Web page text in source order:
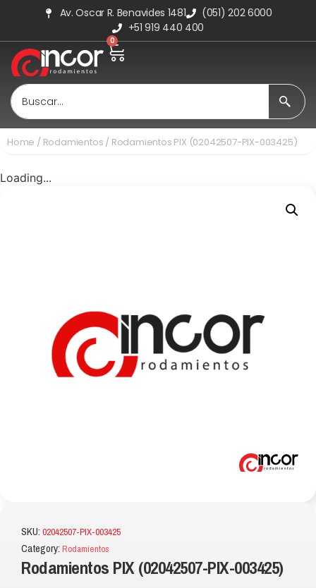
Av. Oscar R. Benavides 1481
(051) 202 6000
+51 919 440 400
0
Home / Rodamientos / Rodamientos PIX (02042507-PIX-003425)
Loading...
SKU: 02042507-PIX-003425
Category: Rodamientos
Rodamientos PIX (02042507-PIX-003425)